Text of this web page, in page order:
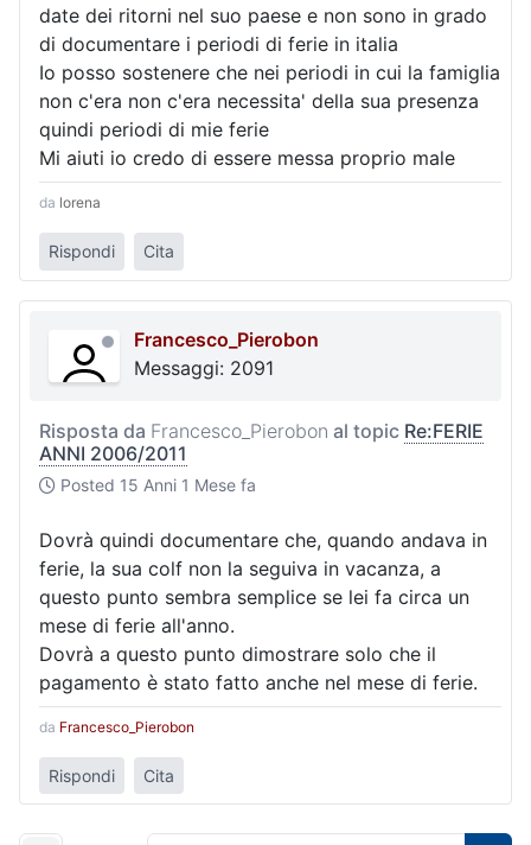
date dei ritorni nel suo paese e non sono in grado
di documentare i periodi di ferie in italia
Io posso sostenere che nei periodi in cui la famiglia
non c'era non c'era necessita' della sua presenza
quindi periodi di mie ferie
Mi aiuti io credo di essere messa proprio male
da lorena
Rispondi Cita
Francesco_Pierobon
Messaggi: 2091
Risposta da Francesco_Pierobon al topic Re:FERIE
ANNI 2006/2011
Posted 15 Anni 1 Mese fa
Dovrà quindi documentare che, quando andava in
ferie, la sua colf non la seguiva in vacanza, a
questo punto sembra semplice se lei fa circa un
mese di ferie all'anno.
Dovrà a questo punto dimostrare solo che il
pagamento è stato fatto anche nel mese di ferie.
da Francesco_Pierobon
Rispondi Cita